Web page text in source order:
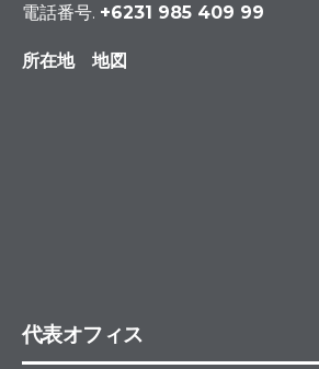
電話番号. +6231 985 409 99
所在地 地図
代表オフィス